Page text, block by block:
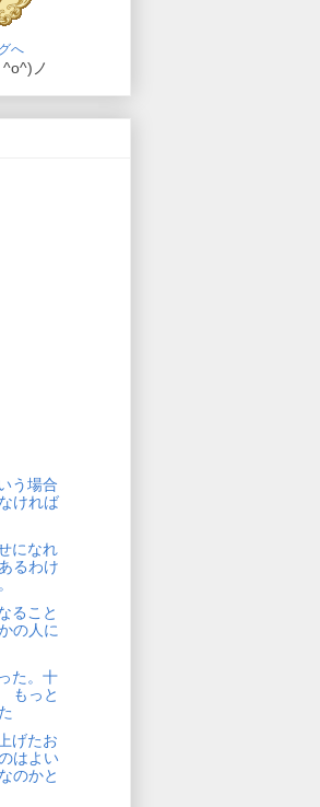
へ
ノ
う場合
ければ
になれ
るわけ
ること
の人に
た。十
もっと
げたお
はよい
のかと